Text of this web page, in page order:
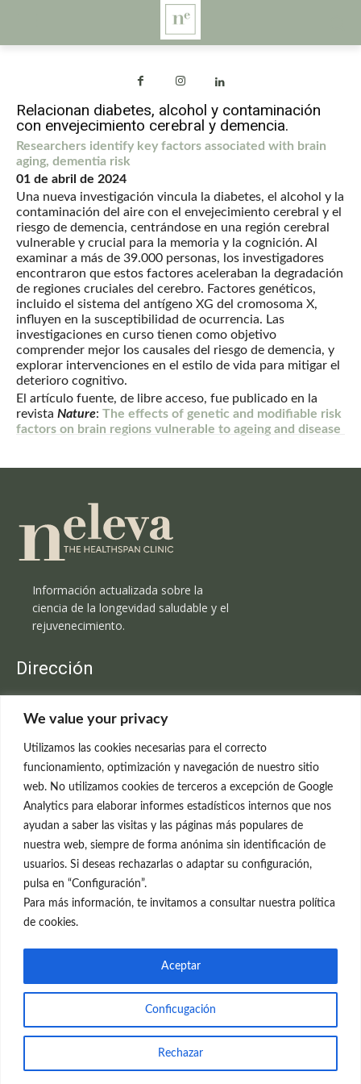
We value your privacy
Utilizamos las cookies necesarias para el correcto
funcionamiento, optimización y navegación de nuestro sitio
web. No utilizamos cookies de terceros a excepción de Google
Analytics para elaborar informes estadísticos internos que nos
ayudan a saber las visitas y las páginas más populares de
nuestra web, siempre de forma anónima sin identificación de
usuarios. Si deseas rechazarlas o adaptar su configuración,
pulsa en “Configuración”.
Para más información, te invitamos a consultar nuestra política
de cookies.
Conficugación
Rechazar
Aceptar
Relacionan diabetes, alcohol y contaminación
con envejecimiento cerebral y demencia.
Researchers identify key factors associated with brain
aging, dementia risk
01 de abril de 2024
Una nueva investigación vincula la diabetes, el alcohol y la
contaminación del aire con el envejecimiento cerebral y el
riesgo de demencia, centrándose en una región cerebral
vulnerable y crucial para la memoria y la cognición. Al
examinar a más de 39.000 personas, los investigadores
encontraron que estos factores aceleraban la degradación
de regiones cruciales del cerebro. Factores genéticos,
incluido el sistema del antígeno XG del cromosoma X,
influyen en la susceptibilidad de ocurrencia. Las
investigaciones en curso tienen como objetivo
comprender mejor los causales del riesgo de demencia, y
explorar intervenciones en el estilo de vida para mitigar el
deterioro cognitivo.
El artículo fuente, de libre acceso, fue publicado en la
revista Nature: The effects of genetic and modifiable risk
factors on brain regions vulnerable to ageing and disease
Información actualizada sobre la
ciencia de la longevidad saludable y el
rejuvenecimiento.
Dirección
C/Claudio Coello, 19 - 1º
699 595 619
rejuvenecimiento@clinicaneleva.com
Información Legal
Política de Privacidad
Política de Cookies
© el Radar del Rejuvenecimiento